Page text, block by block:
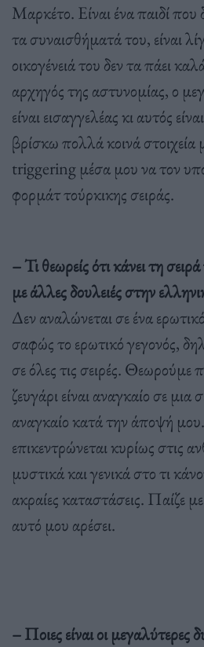
Μαρκέτο. Είναι ένα παιδί που
τα συναισθήματά του, είναι
οικογένειά του δεν τα πάει
αρχηγός της αστυνομίας, ο
είναι εισαγγελέας κι αυτός
βρίσκω πολλά κοινά
triggering μέσα μου να τον
φορμάτ τούρκικης σειράς.
– Τι θεωρείς ότι κάνει τη
με άλλες δουλειές στην
Δεν αναλώνεται σε ένα
σαφώς το ερωτικό γεγονός,
σε όλες τις σειρές. Θεωρούμε
ζευγάρι είναι αναγκαίο σε μια
αναγκαίο κατά την άποψή
επικεντρώνεται κυρίως στις
μυστικά και γενικά στο τι
ακραίες καταστάσεις. Παίζε
αυτό μου αρέσει.
– Ποιες είναι οι μεγαλύτερες